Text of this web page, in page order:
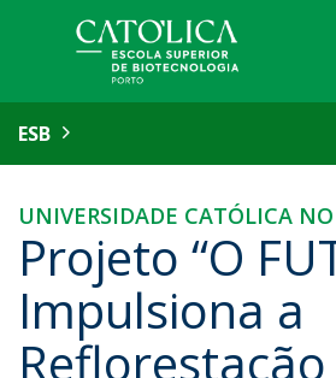
ESB
UNIVERSIDADE CATÓLICA
Projeto “O
Impulsiona a
Reflorestação